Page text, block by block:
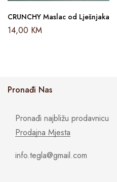
CRUNCHY Maslac od Lješnjaka
14,00 KM
Pronađi Nas
Pronađi najbližu prodavnicu
Prodajna Mjesta
info.tegla@gmail.com